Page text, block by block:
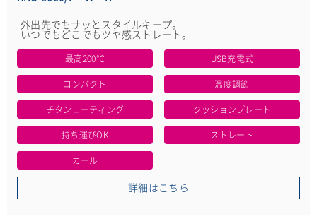
外出先でもサッとスタイルキープ。
いつでもどこでもツヤ感ストレート。
最高200℃ USB充電式
コンパクト 温度調節
チタンコーティング クッションプレート
持ち運びOK ストレート
カール
詳細はこちら